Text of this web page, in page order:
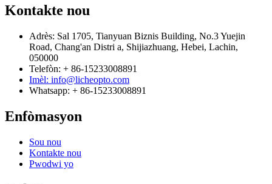
Kontakte nou
Adrès: Sal 1705, Tianyuan Biznis Building, No.3 Yuejin
Road, Chang'an Distri a, Shijiazhuang, Hebei, Lachin,
050000
Telefòn: + 86-15233008891
Imèl: info@licheopto.com
Whatsapp: + 86-15233008891
Enfòmasyon
Sou nou
Kontakte nou
Pwodwi yo